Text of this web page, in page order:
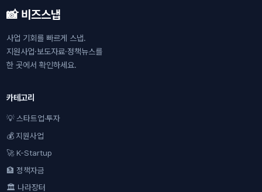
📸 비즈스냅
사업 기회를 빠르게 스냅.
지원사업·보도자료·정책뉴스를
한 곳에서 확인하세요.
카테고리
💡 스타트업·투자
💰 지원사업
🚀 K-Startup
🏦 정책자금
🏛 나라장터